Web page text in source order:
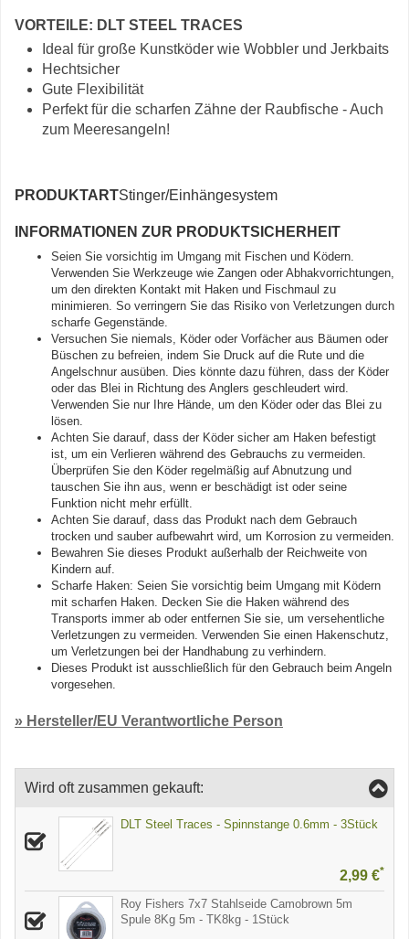
VORTEILE: DLT STEEL TRACES
Ideal für große Kunstköder wie Wobbler und Jerkbaits
Hechtsicher
Gute Flexibilität
Perfekt für die scharfen Zähne der Raubfische - Auch
zum Meeresangeln!
PRODUKTARTStinger/Einhängesystem
INFORMATIONEN ZUR PRODUKTSICHERHEIT
Seien Sie vorsichtig im Umgang mit Fischen und Ködern.
Verwenden Sie Werkzeuge wie Zangen oder Abhakvorrichtungen,
um den direkten Kontakt mit Haken und Fischmaul zu
minimieren. So verringern Sie das Risiko von Verletzungen durch
scharfe Gegenstände.
Versuchen Sie niemals, Köder oder Vorfächer aus Bäumen oder
Büschen zu befreien, indem Sie Druck auf die Rute und die
Angelschnur ausüben. Dies könnte dazu führen, dass der Köder
oder das Blei in Richtung des Anglers geschleudert wird.
Verwenden Sie nur Ihre Hände, um den Köder oder das Blei zu
lösen.
Achten Sie darauf, dass der Köder sicher am Haken befestigt
ist, um ein Verlieren während des Gebrauchs zu vermeiden.
Überprüfen Sie den Köder regelmäßig auf Abnutzung und
tauschen Sie ihn aus, wenn er beschädigt ist oder seine
Funktion nicht mehr erfüllt.
Achten Sie darauf, dass das Produkt nach dem Gebrauch
trocken und sauber aufbewahrt wird, um Korrosion zu vermeiden.
Bewahren Sie dieses Produkt außerhalb der Reichweite von
Kindern auf.
Scharfe Haken: Seien Sie vorsichtig beim Umgang mit Ködern
mit scharfen Haken. Decken Sie die Haken während des
Transports immer ab oder entfernen Sie sie, um versehentliche
Verletzungen zu vermeiden. Verwenden Sie einen Hakenschutz,
um Verletzungen bei der Handhabung zu verhindern.
Dieses Produkt ist ausschließlich für den Gebrauch beim Angeln
vorgesehen.
» Hersteller/EU Verantwortliche Person
Wird oft zusammen gekauft:
DLT Steel Traces - Spinnstange 0.6mm - 3Stück
2,99 €*
Roy Fishers 7x7 Stahlseide Camobrown 5m
Spule 8Kg 5m - TK8kg - 1Stück